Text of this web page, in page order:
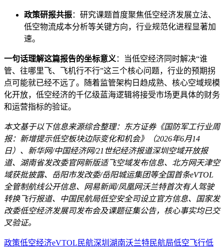
政策研报共振：研究课题首度聚焦低空经济发展立法、
低空物流成本分析等关键方向，行业规范化进程显著加
速。
一句话理解这篇报告的坐标意义：当低空经济同时解决“谁
管、往哪里飞、飞机行不行”这三个核心问题，行业的预期拐
点可能就已经不远了。随着监管架构日趋成熟、核心空域规模
化开放，低空经济的千亿级蓝海逻辑将接受市场更具体的财务
和运营指标的验证。
本文基于以下信息来源综合整理：东方证券《国防军工行业周
报：新增提示低空板块边际变化和机会》（2026年6月14
日）、新华网/中国经济网/21世纪经济报道深圳空域开放报
道、湖南省发改委官网新版适飞空域发布信息、北方网天津空
域获批披露、岳阳市发改委/岳阳城运集团等全国首条eVTOL
全管制航线公开信息、网易新闻/凤凰网沃兰特首次有人驾驶
转换飞行报道、中国民航局低空安全司设立官方信息、国家发
改委低空经济发展司发布会及课题征集公告，核心事实均已交
叉验证。
政策低空经济eVTOL 民航深圳 湖南沃兰特民航局低空飞行低